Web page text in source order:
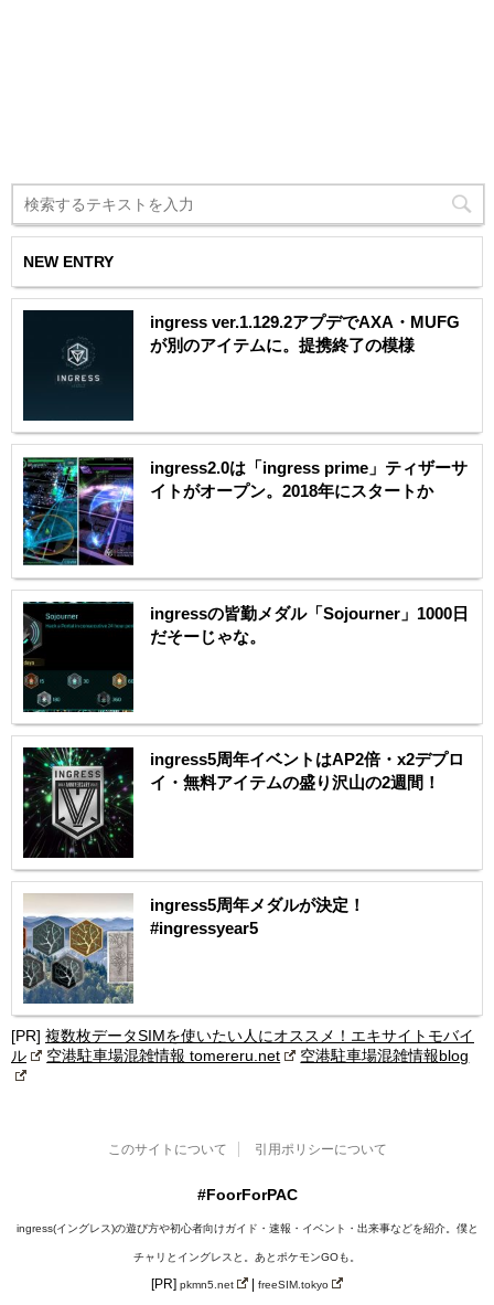
NEW ENTRY
ingress ver.1.129.2アプデでAXA・MUFG
が別のアイテムに。提携終了の模様
ingress2.0は「ingress prime」ティザーサ
イトがオープン。2018年にスタートか
ingressの皆勤メダル「Sojourner」1000日
だそーじゃな。
ingress5周年イベントはAP2倍・x2デプロ
イ・無料アイテムの盛り沢山の2週間！
ingress5周年メダルが決定！
#ingressyear5
[PR] 複数枚データSIMを使いたい人にオススメ！エキサイトモバイ
ル
空港駐車場混雑情報 tomereru.net 空港駐車場混雑情報blog
このサイトについて 引用ポリシーについて
#FoorForPAC
ingress(イングレス)の遊び方や初心者向けガイド・速報・イベント・出来事などを紹介。僕と
チャリとイングレスと。あとポケモンGOも。
[PR]pkmn5.net | freeSIM.tokyo